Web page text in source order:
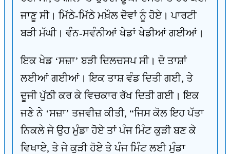
ਜਾਣੂ ਸੀ। ਮਿੱਠੇ-ਮਿੱਠੇ ਮਖ਼ੌਲ ਦੋਵਾਂ ਨੂੰ ਹੋਏ। ਪਾਰਟੀ
ਬੜੀ ਮੱਘੀ। ਵੰਨ-ਸਵੰਨੀਆਂ ਖੇਡਾਂ ਖੇਡੀਆਂ ਗਈਆਂ।
ਇਕ ਖੇਡ ‘ਸਜ਼ਾ’ ਬੜੀ ਦਿਲਚਸਪ ਸੀ। ਦੋ ਤਾਸ਼ਾਂ
ਲਈਆਂ ਗਈਆਂ। ਇਕ ਤਾਸ਼ ਵੰਡ ਦਿਤੀ ਗਈ, ਤੇ
ਦੂਜੀ ਪੁੱਠੀ ਕਰ ਕੇ ਵਿਚਕਾਰ ਰੱਖ ਦਿਤੀ ਗਈ। ਇਕ
ਜਣੇ ਨੇ ‘ਸਜ਼ਾ’ ਤਜਵੀਜ਼ ਕੀਤੀ, “ਜਿਸ ਕੋਲ ਇਹ ਪੱਤਾ
ਨਿਕਲੇ ਜੇ ਉਹ ਮੁੰਡਾ ਹੋਏ ਤਾਂ ਪੰਜ ਮਿੰਟ ਕੁੜੀ ਬਣ ਕੇ
ਵਿਖਾਏ, ਤੇ ਜੇ ਕੁੜੀ ਹੋਏ ਤੇ ਪੰਜ ਮਿੰਟ ਲਈ ਮੁੰਡਾ